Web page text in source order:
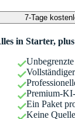
7-Tage
in Starter,
Premium-
Ein Paket
Keine